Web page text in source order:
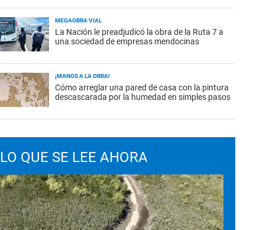
MEGAOBRA VIAL
La Nación le preadjudicó la obra de la Ruta 7 a
una sociedad de empresas mendocinas
¡MANOS A LA OBRA!
Cómo arreglar una pared de casa con la pintura
descascarada por la humedad en simples pasos
LO QUE SE LEE AHORA